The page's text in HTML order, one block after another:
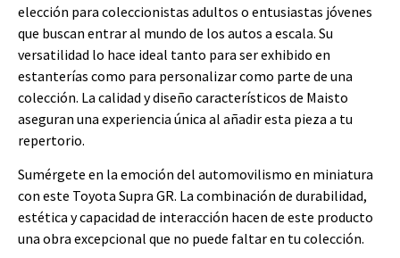
elección para coleccionistas adultos o entusiastas jóvenes
que buscan entrar al mundo de los autos a escala. Su
versatilidad lo hace ideal tanto para ser exhibido en
estanterías como para personalizar como parte de una
colección. La calidad y diseño característicos de Maisto
aseguran una experiencia única al añadir esta pieza a tu
repertorio.
Sumérgete en la emoción del automovilismo en miniatura
con este Toyota Supra GR. La combinación de durabilidad,
estética y capacidad de interacción hacen de este producto
una obra excepcional que no puede faltar en tu colección.